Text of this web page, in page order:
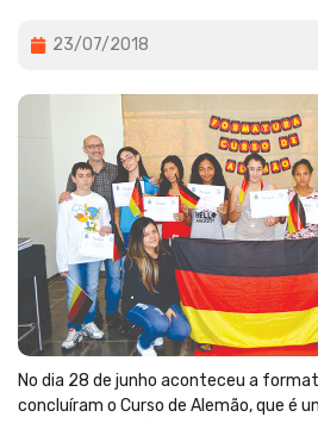
23/07/2018
No dia 28 de junho aconteceu a
concluíram o Curso de Alemão, que é